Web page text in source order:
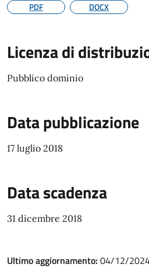
PDF DOCX
Licenza di
Pubblico dominio
Data pubblicazione
17 luglio 2018
Data scadenza
31 dicembre 2018
Ultimo aggiornamento: 04/12/